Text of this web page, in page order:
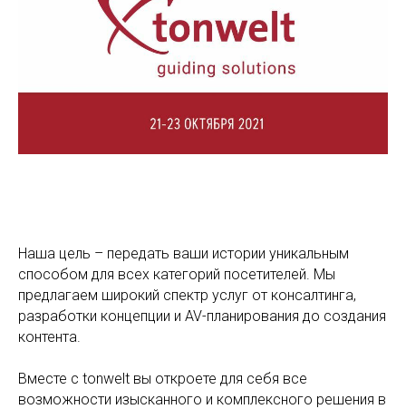
Наша цель – передать ваши истории уникальным
способом для всех категорий посетителей. Мы
предлагаем широкий спектр услуг от консалтинга,
разработки концепции и AV-планирования до создания
контента.
Вместе с tonwelt вы откроете для себя все
возможности изысканного и комплексного решения в